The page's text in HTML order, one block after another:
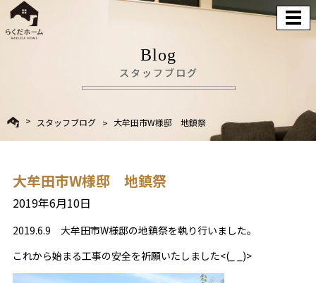
Blog
スタッフブログ
スタッフブログ 大牟田市W様邸 地鎮祭
大牟田市W様邸 地鎮祭
2019年6月10日
2019.6.9 大牟田市W様邸の地鎮祭を執り行いました。
これから始まる工事の安全を祈願いたしました<(_ _)>